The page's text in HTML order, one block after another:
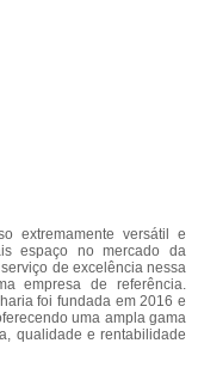
extremamente versátil e
espaço no mercado da
de excelência nessa
empresa de referência.
foi fundada em 2016 e
uma ampla gama
qualidade e rentabilidade